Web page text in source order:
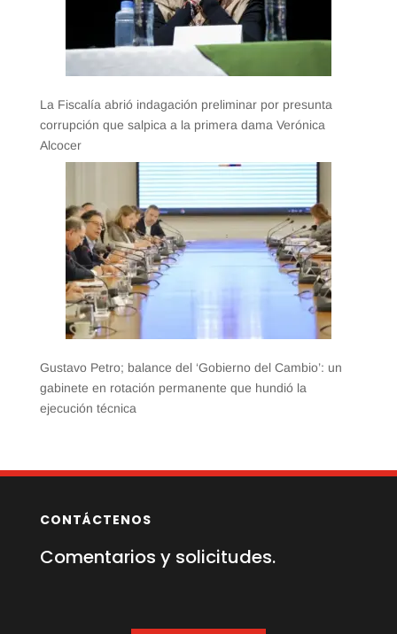
La Fiscalía abrió indagación preliminar por presunta
corrupción que salpica a la primera dama Verónica
Alcocer
Gustavo Petro; balance del ‘Gobierno del Cambio’: un
gabinete en rotación permanente que hundió la
ejecución técnica
CONTÁCTENOS
Comentarios y solicitudes.